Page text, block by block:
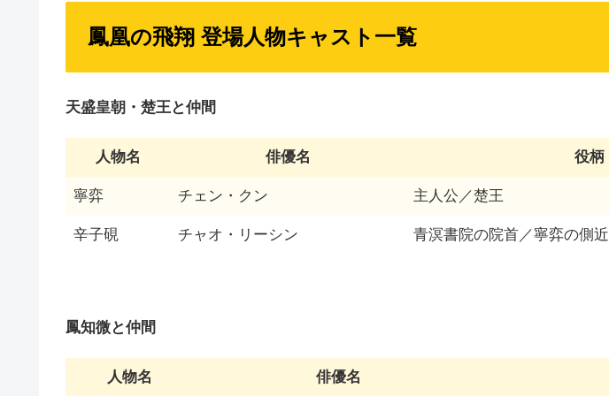
鳳凰の飛翔 登場人物キャスト一覧
天盛皇朝・楚王と仲間
人物名 俳優名 役柄
寧弈 チェン・クン 主人公／楚王
辛子硯 チャオ・リーシン 青溟書院の院首／寧弈の側近
鳳知微と仲間
人物名 俳優名